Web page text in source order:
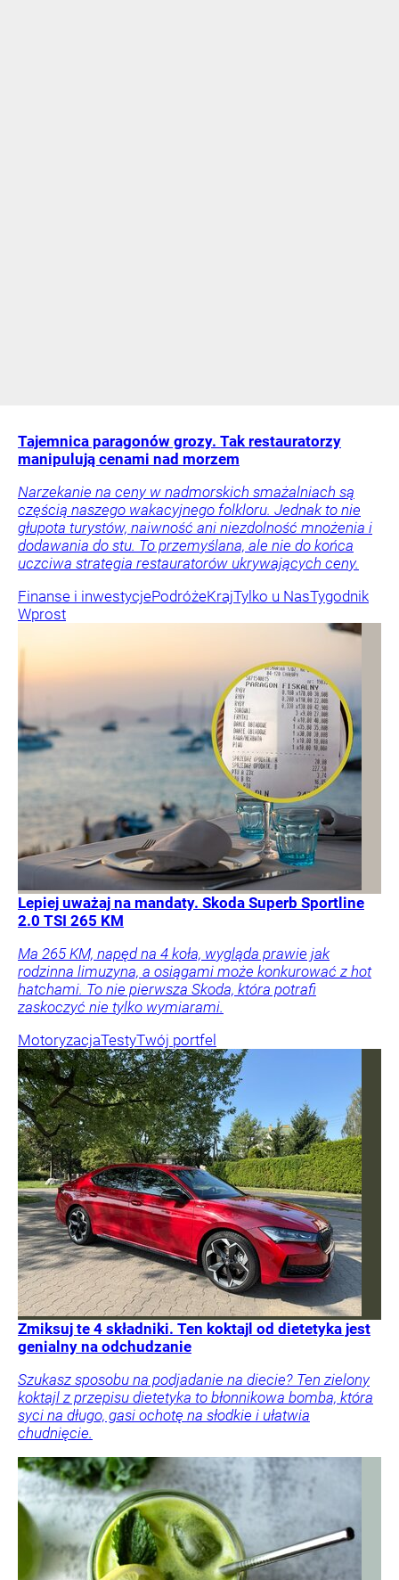
Tajemnica paragonów grozy. Tak restauratorzy
manipulują cenami nad morzem
Narzekanie na ceny w nadmorskich smażalniach są
częścią naszego wakacyjnego folkloru. Jednak to nie
głupota turystów, naiwność ani niezdolność mnożenia i
dodawania do stu. To przemyślana, ale nie do końca
uczciwa strategia restauratorów ukrywających ceny.
Finanse i inwestycjePodróżeKrajTylko u NasTygodnik
Wprost
Lepiej uważaj na mandaty. Skoda Superb Sportline
2.0 TSI 265 KM
Ma 265 KM, napęd na 4 koła, wygląda prawie jak
rodzinna limuzyna, a osiągami może konkurować z hot
hatchami. To nie pierwsza Skoda, która potrafi
zaskoczyć nie tylko wymiarami.
MotoryzacjaTestyTwój portfel
Zmiksuj te 4 składniki. Ten koktajl od dietetyka jest
genialny na odchudzanie
Szukasz sposobu na podjadanie na diecie? Ten zielony
koktajl z przepisu dietetyka to błonnikowa bomba, która
syci na długo, gasi ochotę na słodkie i ułatwia
chudnięcie.